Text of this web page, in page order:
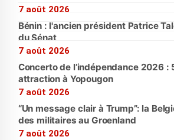
7 août 2026
Bénin : l'ancien président Patrice
du Sénat
7 août 2026
Concerto de l’indépendance 2026
attraction à Yopougon
7 août 2026
“Un message clair à Trump”: la
des militaires au Groenland
7 août 2026